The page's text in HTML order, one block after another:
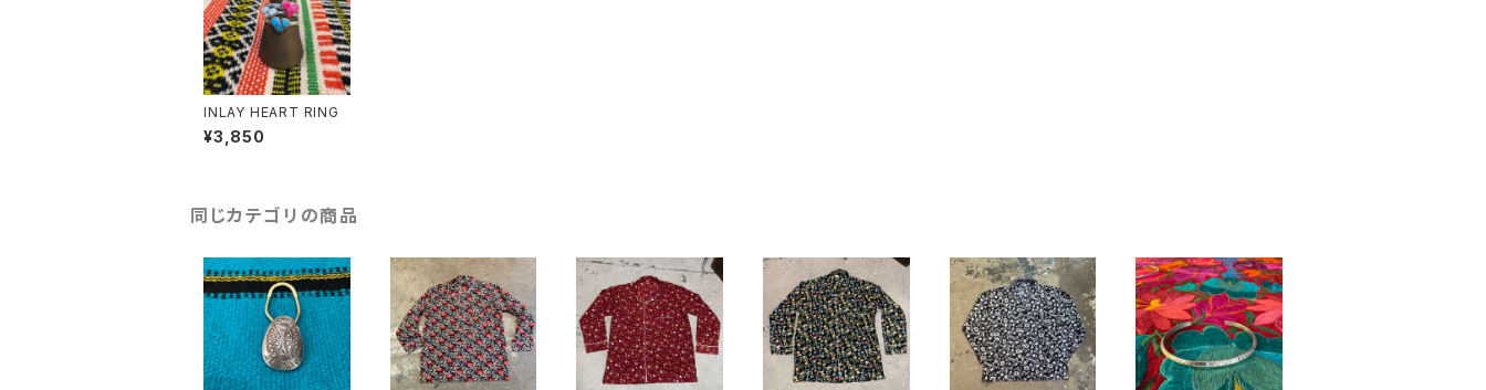
INLAY HEART RING
¥3,850
同じカテゴリの商品